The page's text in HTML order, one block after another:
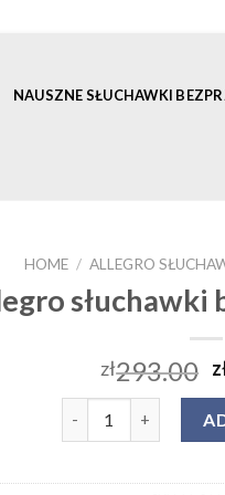
NAUSZNE SŁUCHAWKI
HOME / ALLEGRO
słuchawki
zł293.00